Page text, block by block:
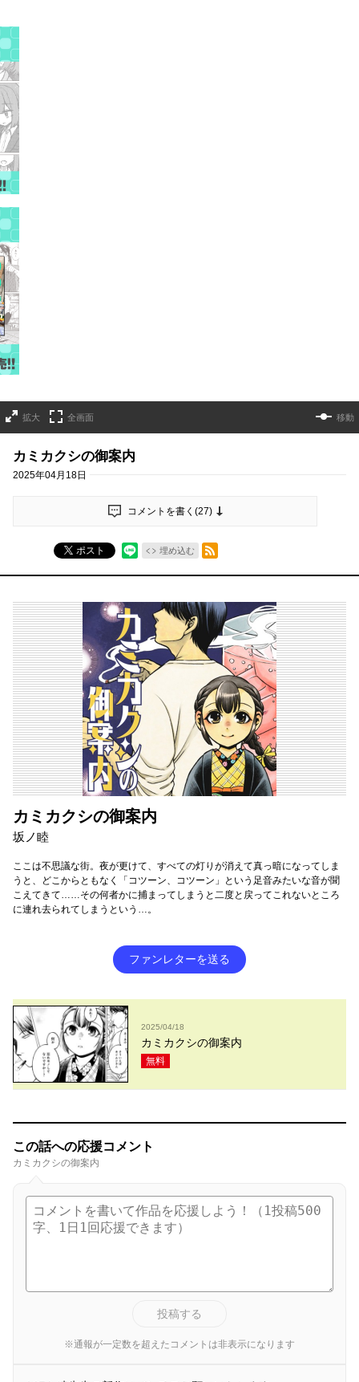
拡大 全画面 移動
カミカクシの御案内
2025年04月18日
コメントを書く(27)
ポスト 埋め込む
RSSフィード
カミカクシの御案内
坂ノ睦
ここは不思議な街。夜が更けて、すべての灯りが消えて真っ暗になってしま
うと、どこからともなく「コツーン、コツーン」という足音みたいな音が聞
こえてきて……その何者かに捕まってしまうと二度と戻ってこれないところ
に連れ去られてしまうという…。
ファンレターを送る
2025/04/18
カミカクシの御案内
無料
この話への応援コメント
カミカクシの御案内
投稿する
※通報が一定数を超えたコメントは非表示になります